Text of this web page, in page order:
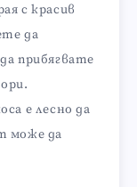
с красив
да
прибягвате
е лесно да
може да